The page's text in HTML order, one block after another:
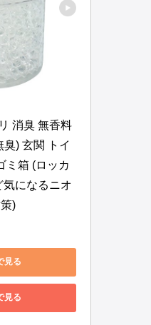
消臭 無香料
臭) 玄関 トイ
ミ箱 (ロッカ
気になるニオ
)
見る
見る